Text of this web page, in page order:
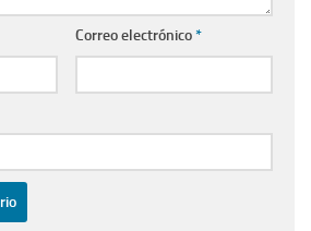
Correo electrónico*